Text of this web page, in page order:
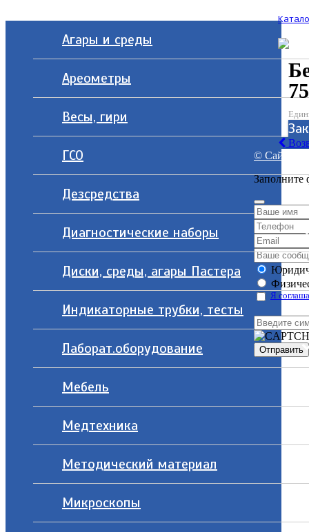
Агары и среды
Ареометры
Весы, гири
ГСО
Дезсредства
Диагностические наборы
Диски, среды, агары Пастера
Индикаторные трубки, тесты
Лаборат.оборудование
Мебель
Медтехника
Методический материал
Микроскопы
© Сайт
Заполните
Я